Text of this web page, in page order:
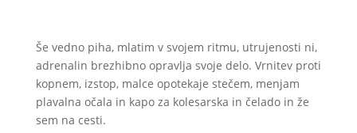
Še vedno piha, mlatim v svojem ritmu, utrujenosti ni,
adrenalin brezhibno opravlja svoje delo. Vrnitev proti
kopnem, izstop, malce opotekaje stečem, menjam
plavalna očala in kapo za kolesarska in čelado in že
sem na cesti.